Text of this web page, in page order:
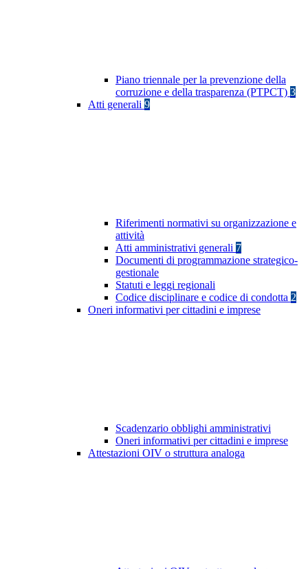
Piano triennale per la prevenzione della
corruzione e della trasparenza (PTPCT) 3
Atti generali 9
Riferimenti normativi su organizzazione e
attività
Atti amministrativi generali 7
Documenti di programmazione strategico-
gestionale
Statuti e leggi regionali
Codice disciplinare e codice di condotta 2
Oneri informativi per cittadini e imprese
Scadenzario obblighi amministrativi
Oneri informativi per cittadini e imprese
Attestazioni OIV o struttura analoga